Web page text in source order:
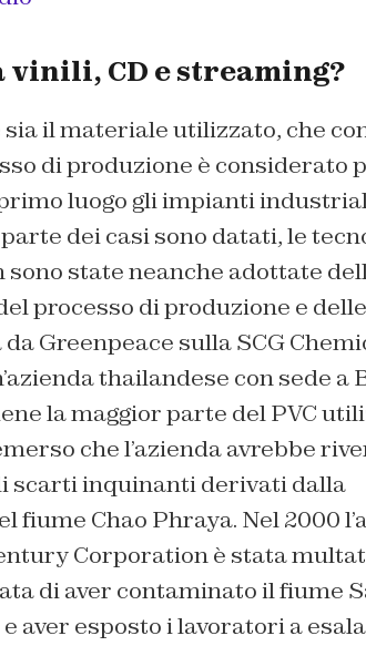
CD e streaming?
sia il materiale utilizzato, che
di produzione è considerato
luogo gli impianti
dei casi sono datati, le
state neanche adottate
processo di produzione e delle
daGreenpeace sullaSCG
thailandese con sede a
la maggior parte del PVC
che l’azienda avrebbe
scarti inquinanti derivati dalla
Chao Phraya. Nel 2000
Corporationè stata
di aver contaminato il fiume
aver esposto i lavoratori a